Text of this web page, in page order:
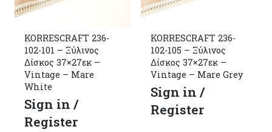
KORRESCRAFT 236-
102-101 – Ξύλινος
Δίσκος 37×27εκ –
Vintage – Mare
White
Sign in /
Register
KORRESCRAFT 236-
102-105 – Ξύλινος
Δίσκος 37×27εκ –
Vintage – Mare Grey
Sign in /
Register